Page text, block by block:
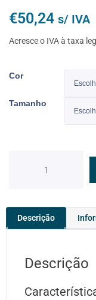
€50,24 s/ IVA
Acresce o IVA à taxa
Cor
Tamanho
Descrição
Descrição